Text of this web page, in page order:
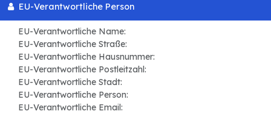
EU-Verantwortliche Person
EU-Verantwortliche Name:
EU-Verantwortliche Straße:
EU-Verantwortliche Hausnummer:
EU-Verantwortliche Postleitzahl:
EU-Verantwortliche Stadt:
EU-Verantwortliche Person:
EU-Verantwortliche Email: